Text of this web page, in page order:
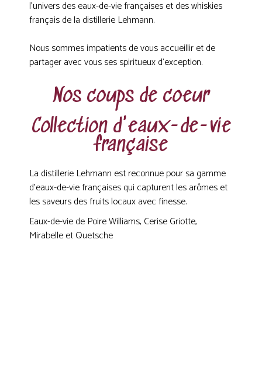
l’univers des eaux-de-vie françaises et des whiskies
français de la distillerie Lehmann.
Nous sommes impatients de vous accueillir et de
partager avec vous ses spiritueux d’exception.
Nos coups de coeur
Collection d'eaux-de-vie
française
La distillerie Lehmann est reconnue pour sa gamme
d’eaux-de-vie françaises qui capturent les arômes et
les saveurs des fruits locaux avec finesse.
Eaux-de-vie de Poire Williams, Cerise Griotte,
Mirabelle et Quetsche